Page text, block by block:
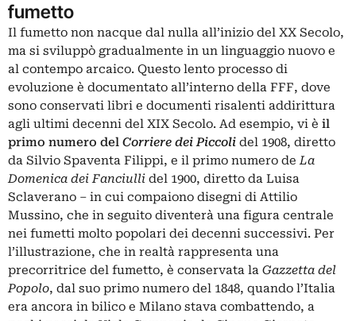
fumetto
Il fumetto non nacque dal nulla all’inizio del XX Secolo,
ma si sviluppò gradualmente in un linguaggio nuovo e
al contempo arcaico. Questo lento processo di
evoluzione è documentato all’interno della FFF, dove
sono conservati libri e documenti risalenti addirittura
agli ultimi decenni del XIX Secolo. Ad esempio, vi è il
primo numero del Corriere dei Piccoli del 1908, diretto
da Silvio Spaventa Filippi, e il primo numero deLa
Domenica dei Fanciulli del 1900, diretto da Luisa
Sclaverano – in cui compaiono disegni di Attilio
Mussino, che in seguito diventerà una figura centrale
nei fumetti molto popolari dei decenni successivi. Per
l’illustrazione, che in realtà rappresenta una
precorritrice del fumetto, è conservata la Gazzetta del
Popolo, dal suo primo numero del 1848, quando l’Italia
era ancora in bilico e Milano stava combattendo, a